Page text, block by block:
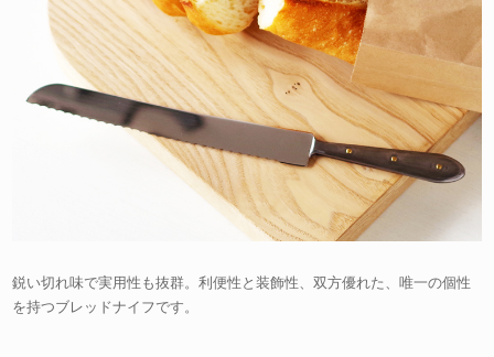
鋭い切れ味で実用性も抜群。利便性と装飾性、双方優れた、唯一の個性
を持つブレッドナイフです。